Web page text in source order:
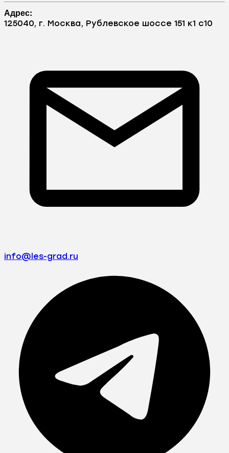
Адрес:
125040, г. Москва, Рублевское шоссе 151 к1 с10
info@les-grad.ru